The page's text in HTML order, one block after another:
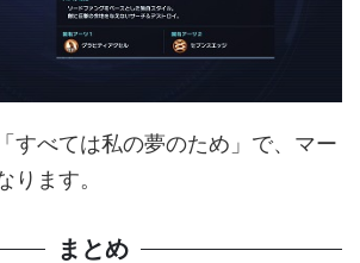
すべては私の夢のため」で、マー
ります。
まとめ